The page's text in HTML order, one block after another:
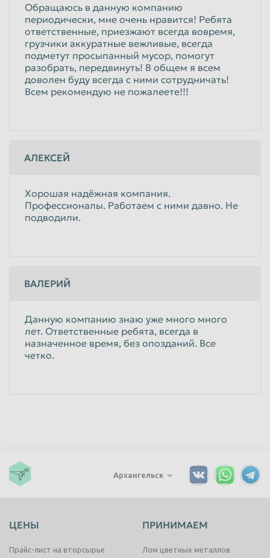
Обращаюсь в данную компанию
периодически, мне очень нравится! Ребята
ответственные, приезжают всегда вовремя,
грузчики аккуратные вежливые, всегда
подметут просыпанный мусор, помогут
разобрать, передвинуть! В общем я всем
доволен буду всегда с ними сотрудничать!
Всем рекомендую не пожалеете!!!
АЛЕКСЕЙ
Хорошая надёжная компания.
Профессионалы. Работаем с ними давно. Не
подводили.
ВАЛЕРИЙ
Данную компанию знаю уже много много
лет. Ответственные ребята, всегда в
назначенное время, без опозданий. Все
четко.
Архангельск
ЦЕНЫ
Прайс-лист на вторсырье
ПРИНИМАЕМ
Лом цветных металлов